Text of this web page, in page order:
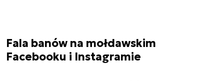
Fala banów na mołdawskim
Facebooku i Instagramie